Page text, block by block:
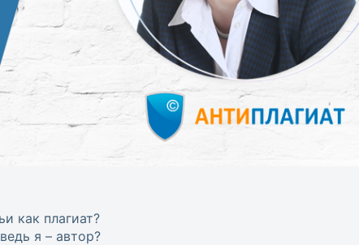
как плагиат?
я – автор?